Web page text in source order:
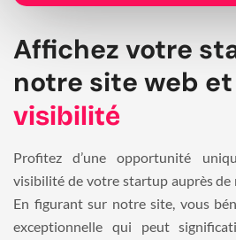
Affichez votre
notre site web et
visibilité
Profitez d’une opportunité
visibilité de votre startup auprès de
En figurant sur notre site, vous
exceptionnelle qui peut